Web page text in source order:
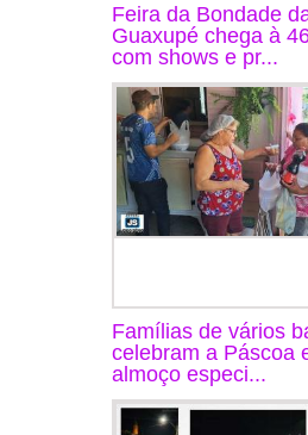
Feira da Bondade
Guaxupé chega à
com shows e pr...
Famílias de vários
celebram a Páscoa
almoço especi...